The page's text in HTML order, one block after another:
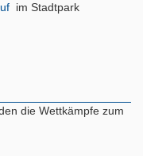
im Stadtpark
die Wettkämpfe zum